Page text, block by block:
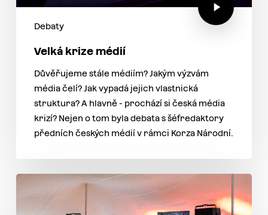
Debaty
Velká krize médií
Důvěřujeme stále médiím? Jakým výzvám
média čelí? Jak vypadá jejich vlastnická
struktura? A hlavně - prochází si česká média
krizí? Nejen o tom byla debata s šéfredaktory
předních českých médií v rámci Korza Národní.